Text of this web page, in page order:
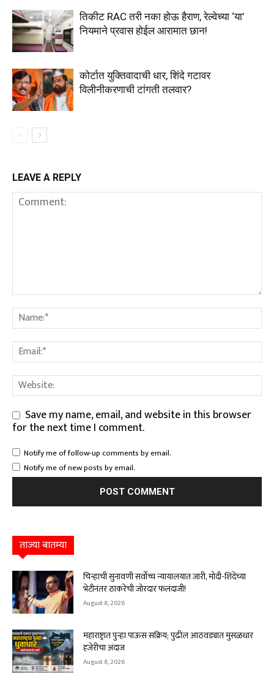
तिकीट RAC तरी नका होऊ हैराण, रेल्वेच्या ‘या’
नियमाने प्रवास होईल आरामात छान!
कोर्टात युक्तिवादाची धार, शिंदे गटावर
विलीनीकरणाची टांगती तलवार?
LEAVE A REPLY
Save my name, email, and website in this browser
for the next time I comment.
Notify me of follow-up comments by email.
Notify me of new posts by email.
ताज्या बातम्या
चिन्हाची सुनावणी सर्वोच्च न्यायालयात जारी, मोदी-शिंदेंच्या
भेटीनंतर ठाकरेंची जोरदार फलंदाजी!
August 8, 2026
महाराष्ट्रात पुन्हा पाऊस सक्रिय; पुढील आठवड्यात मुसळधार
हजेरीचा अंदाज
August 8, 2026